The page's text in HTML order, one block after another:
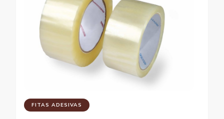
FITAS ADESIVAS